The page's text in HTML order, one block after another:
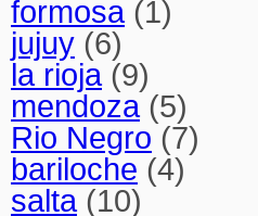
formosa(1)
jujuy (6)
la rioja(9)
mendoza(5)
Rio Negro (7)
bariloche (4)
salta(10)